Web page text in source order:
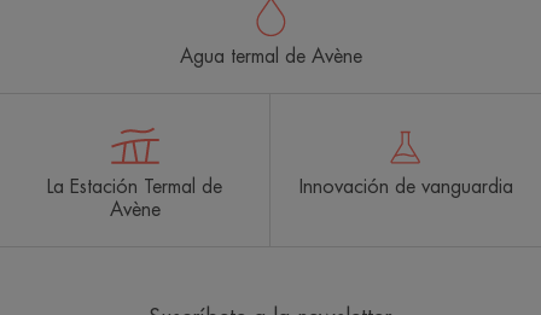
Agua termal de Avène
La Estación Termal de
Avène
Innovación de vanguardia